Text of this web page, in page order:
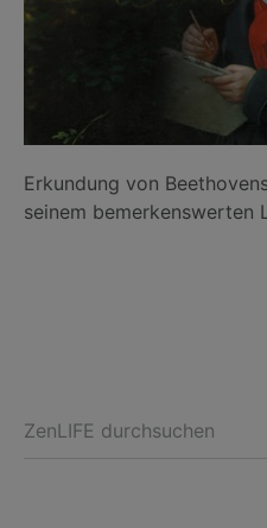
Erkundung von
seinem bemerkenswerten